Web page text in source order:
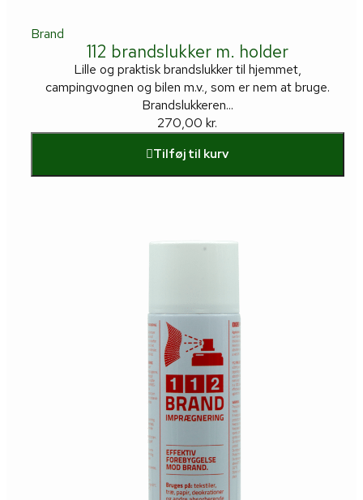
Brand
112 brandslukker m. holder
Lille og praktisk brandslukker til hjemmet,
campingvognen og bilen m.v., som er nem at bruge.
Brandslukkeren...
270,00kr.
Tilføj til kurv